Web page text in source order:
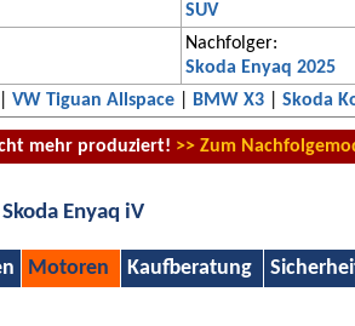
SUV
Nachfolger:
Skoda Enyaq 2025
VW Tiguan Allspace BMW X3 Skoda
mehr produziert! >> Zum
Enyaq iV
Motoren Kaufberatung